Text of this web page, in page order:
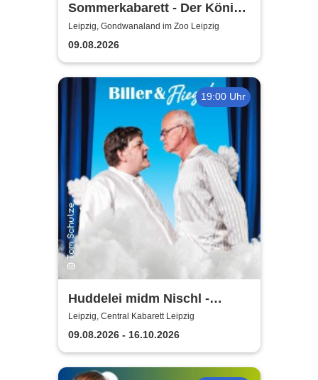
Sommerkabarett - Der König
der Blöden 2 | Central
Kabarett Leipzig
Leipzig, Gondwanaland im Zoo Leipzig
09.08.2026
19:00 Uhr
Huddelei midm Nischl -
Central Kabarett Leipzig
Leipzig, Central Kabarett Leipzig
09.08.2026 - 16.10.2026